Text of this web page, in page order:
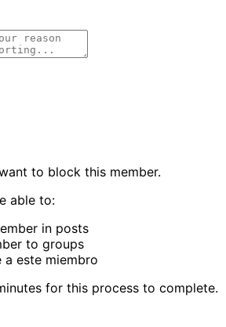
to block this member.
able to:
in posts
to groups
a este miembro
for this process to complete.